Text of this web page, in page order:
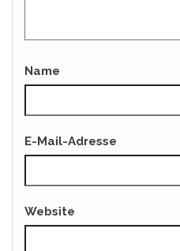
Name
E-Mail-Adresse
Website